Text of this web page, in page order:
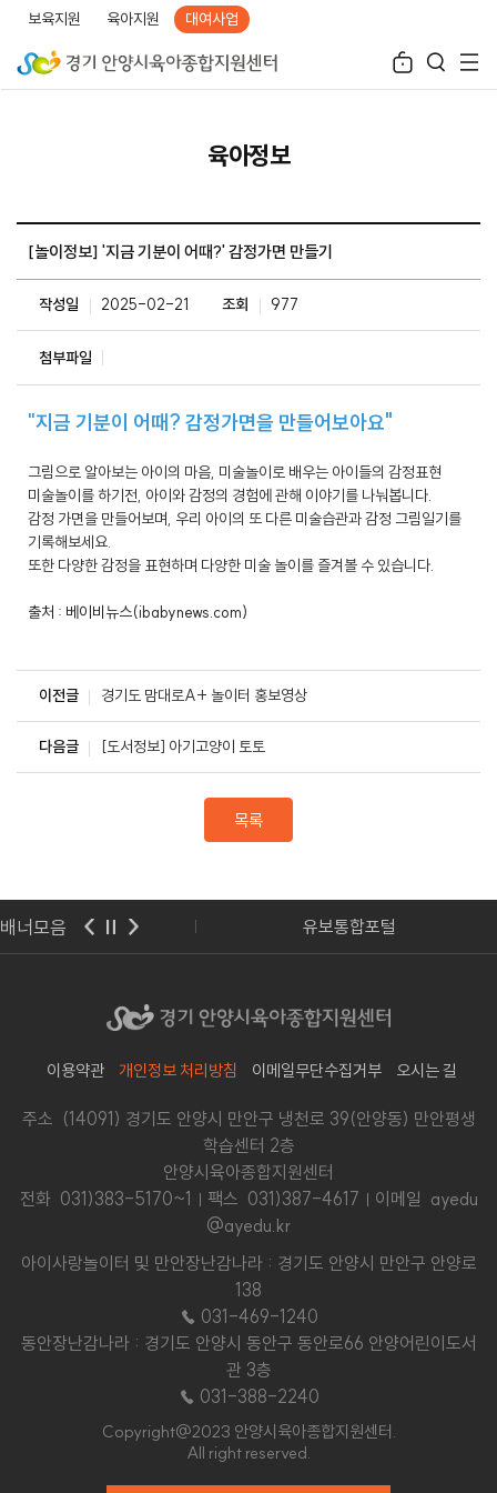
보육지원 육아지원 대여사업
육아정보
[놀이정보] '지금 기분이 어때?' 감정가면 만들기
작성일 2025-02-21 조회 977
첨부파일
"지금 기분이 어때? 감정가면을 만들어보아요"
그림으로 알아보는 아이의 마음, 미술놀이로 배우는 아이들의 감정표현
미술놀이를 하기전, 아이와 감정의 경험에 관해 이야기를 나눠봅니다.
감정 가면을 만들어보며, 우리 아이의 또 다른 미술습관과 감정 그림일기를
기록해보세요.
또한 다양한 감정을 표현하며 다양한 미술 놀이를 즐겨볼 수 있습니다.
출처 : 베이비뉴스(ibabynews.com)
이전글 경기도 맘대로A+ 놀이터 홍보영상
다음글 [도서정보] 아기고양이 토토
목록
배너모음
보육포털 유보통합포털
이용약관 개인정보 처리방침 이메일무단수집거부 오시는 길
주소 (14091) 경기도 안양시 만안구 냉천로 39(안양동) 만안평생
학습센터 2층
안양시육아종합지원센터
전화 031)383-5170~1 팩스 031)387-4617
이메일 ayedu
@ayedu.kr
아이사랑놀이터 및 만안장난감나라 : 경기도 안양시 만안구 안양로
138
☎ 031-469-1240
동안장난감나라 : 경기도 안양시 동안구 동안로66 안양어린이도서
관 3층
☎ 031-388-2240
Copyright@2023 안양시육아종합지원센터.
All right reserved.